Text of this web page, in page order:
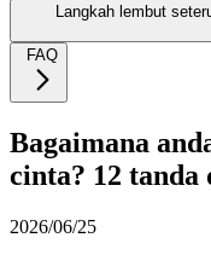
Langkah lembut
FAQ
Bagaimana
cinta? 12
2026/06/25